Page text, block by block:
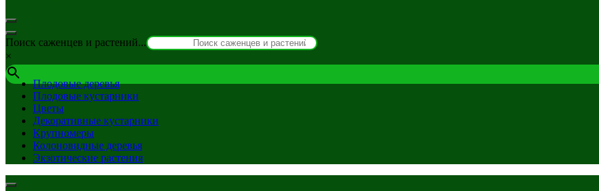
Поиск саженцев и растений...
×
Плодовые деревья
Плодовые кустарники
Цветы
Декоративные кустарники
Крупномеры
Колоновидные деревья
Экзотические растения